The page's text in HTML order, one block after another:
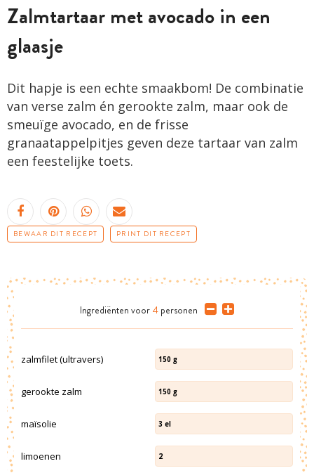
Zalmtartaar met avocado in een
glaasje
Dit hapje is een echte smaakbom! De combinatie
van verse zalm én gerookte zalm, maar ook de
smeuïge avocado, en de frisse
granaatappelpitjes geven deze tartaar van zalm
een feestelijke toets.
BEWAAR DIT RECEPT PRINT DIT RECEPT
Ingrediënten voor 4 personen
zalmfilet (ultravers) 150 g
gerookte zalm 150 g
maïsolie 3 el
limoenen 2